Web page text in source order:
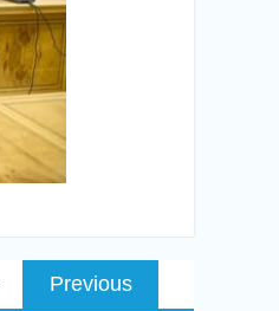
تصفّح
المقالاتPrevious